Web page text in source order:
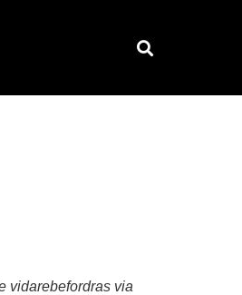
vidarebefordras via